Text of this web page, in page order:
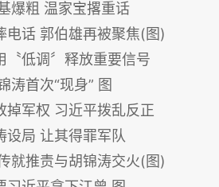
爆粗 温家宝撂重话
电话 郭伯雄再被聚焦(图)
〝低调〞释放重要信号
涛首次“现身” 图
掉军权 习近平拨乱反正
设局 让其得罪军队
就推责与胡锦涛交火(图)